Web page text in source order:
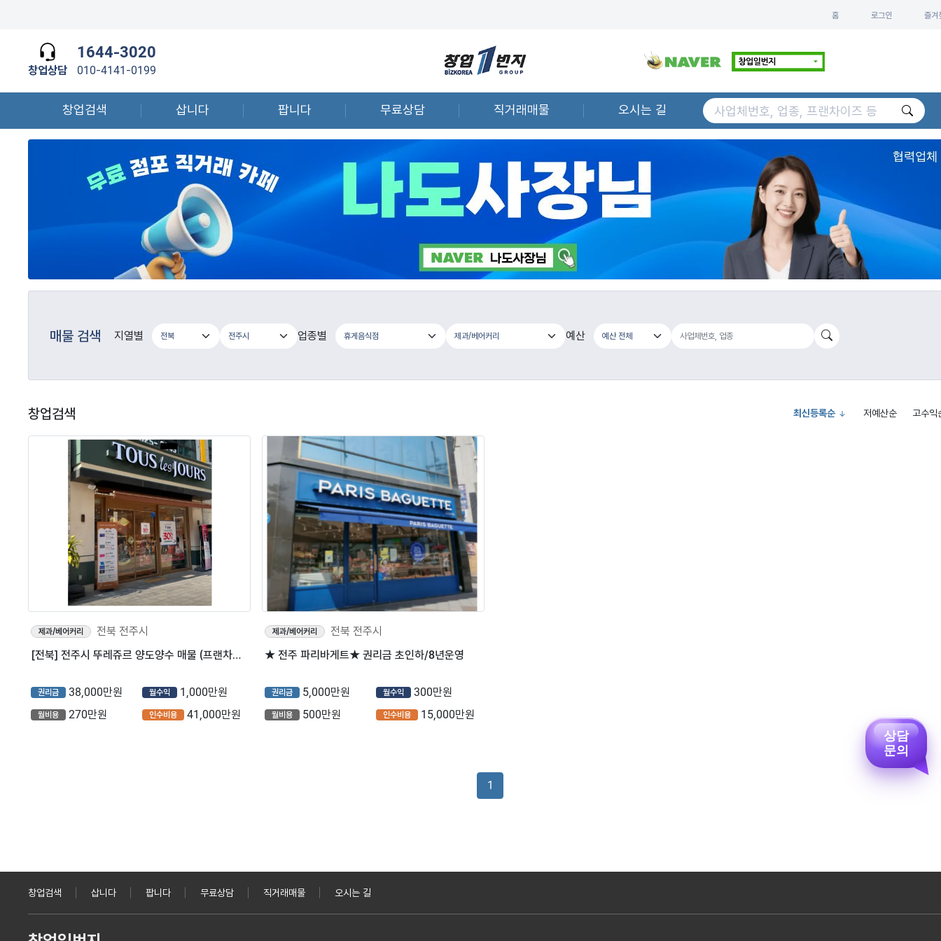
홈 로그인 즐겨
창업상담
1644-3020
010-4141-0199
창업검색 삽니다 팝니다 무료상담 직거래매물 오시는 길
매물 검색 지열별 업종별 예산
창업검색 최신등록순 저예산순 고수익
제과/베어커리
전북 전주시
[전북] 전주시 뚜레쥬르 양도양수 매물 (프랜차이즈/빵집/제과/베이커리)
권리금 38,000만원 월수익 1,000만원
월비용 270만원 인수비용 41,000만원
제과/베어커리
전북 전주시
★ 전주 파리바게트★ 권리금 초인하/8년운영
권리금 5,000만원 월수익 300만원
월비용 500만원 인수비용 15,000만원
1
창업검색 삽니다 팝니다 무료상담 직거래매물 오시는 길
상담
문의